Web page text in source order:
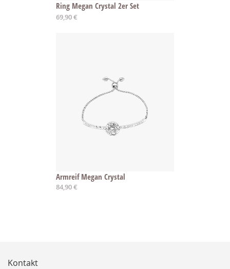
Ring Megan Crystal 2er Set
Ab
69,90 €
Armreif Megan Crystal
84,90 €
Kontakt